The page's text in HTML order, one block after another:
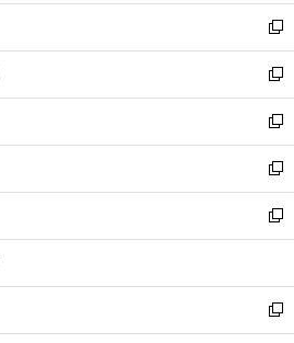
く
ウ
で
開
く
ン
ド
ウ
で
開
く
ウ
ィ
ン
ド
ウ
で
開
く
し
い
ウ
ィ
ン
ド
ウ
で
開
く
新
し
い
ウ
ィ
ン
ド
ウ
で
開
新
し
い
ウ
ィ
ン
ド
ウ
開
く
新
し
い
ウ
ィ
ン
ウ
で
開
新
し
い
ウ
ン
ド
ウ
新
し
ウ
ィ
ン
新
し